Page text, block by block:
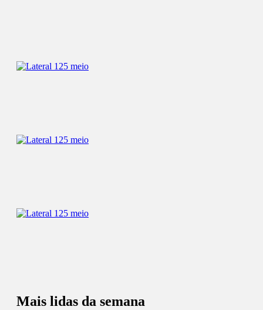
Mais lidas da semana